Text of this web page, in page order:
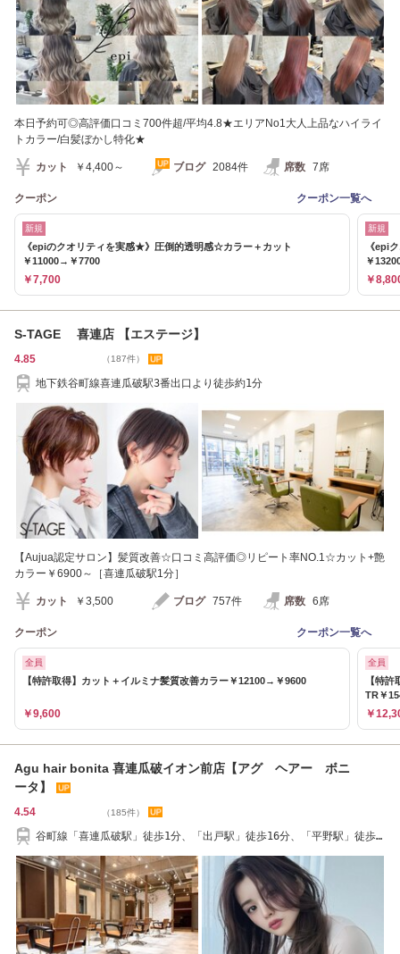
本日予約可◎高評価口コミ700件超/平均4.8★エリアNo1大人上品なハイライ
トカラー/白髪ぼかし特化★
カット ￥4,400～ ブログ 2084件 席数 7席
クーポン クーポン一覧へ
新規
《epiのクオリティを実感★》圧倒的透明感☆カラー＋カット
￥11000→￥7700
￥7,700
新規
《epi
￥
￥
S-TAGE 喜連店 【エステージ】
4.85 （187件）
地下鉄谷町線喜連瓜破駅3番出口より徒歩約1分
【Aujua認定サロン】髪質改善☆口コミ高評価◎リピート率NO.1☆カット+艶
カラー￥6900～［喜連瓜破駅1分］
カット ￥3,500 ブログ 757件 席数 6席
クーポン クーポン一覧へ
全員
【特許取得】カット＋イルミナ髪質改善カラー￥12100→￥9600
￥9,600
全員
【特
TR￥
￥
Agu hair bonita 喜連瓜破イオン前店【アグ ヘアー ボニ
ータ】
4.54 （185件）
谷町線「喜連瓜破駅」徒歩1分、「出戸駅」徒歩16分、「平野駅」徒歩